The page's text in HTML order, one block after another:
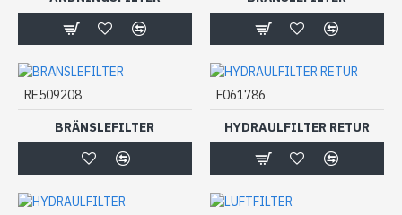
RE509208
BRÄNSLEFILTER
F061786
HYDRAULFILTER RETUR